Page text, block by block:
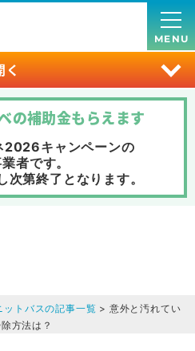
く
MENU
の補助金もらえます
2026キャンペーンの
者です。
次第終了となります。
ットバスの記事一覧 > 意外と汚れてい
方法は？